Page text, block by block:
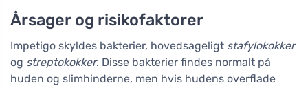
Årsager og risikofaktorer
Impetigo skyldes bakterier, hovedsageligt stafylokokker
og streptokokker. Disse bakterier findes normalt på
huden og slimhinderne, men hvis hudens overflade